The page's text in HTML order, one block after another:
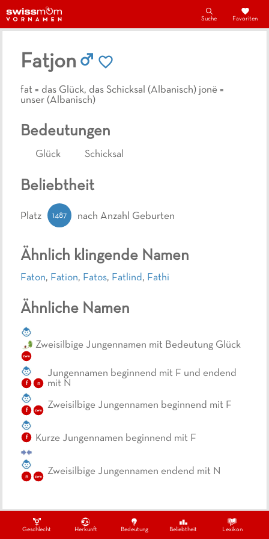
Geschlecht Herkunft Bedeutung Beliebtheit Lexikon
Suche Favoriten
Fatjon
fat = das Glück, das Schicksal (Albanisch) jonë =
unser (Albanisch)
Bedeutungen
Glück Schicksal
Ähnlich klingende Namen
Faton, Fation, Fatos, Fatlind, Fathi
Ähnliche Namen
zwe
Zweisilbige Jungennamen mit Bedeutung Glück
f n
Jungennamen beginnend mit F und endend
mit N
f zwe Zweisilbige Jungennamen beginnend mit F
f Kurze Jungennamen beginnend mit F
n zwe Zweisilbige Jungennamen endend mit N
Beliebtheit
Platz 1487 nach Anzahl Geburten